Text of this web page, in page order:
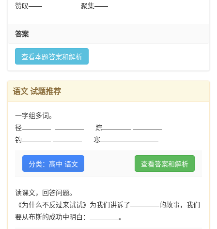
赞叹—— 聚集——
答案
查看本题答案和解析
语文 试题推荐
一字组多词。
径
踪
钓
寒
分类：高中 语文 查看答案和解析
读课文，回答问题。
《为什么不反过来试试》为我们讲诉了
的故事，我们
要从布斯的成功中明白：
。